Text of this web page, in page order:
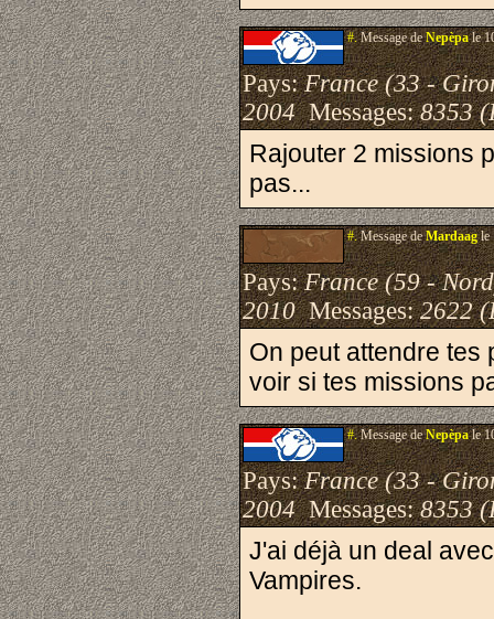
#.Message deNepèpale
Pays:France (33 -
2004Messages:8353
Rajouter 2 missions
pas...
#.Message deMardaagle
Pays:France (59 -
2010Messages:2622
On peut attendre tes
voir si tes missions
#.Message deNepèpale
Pays:France (33 -
2004Messages:8353
J'ai déjà un deal
Vampires.